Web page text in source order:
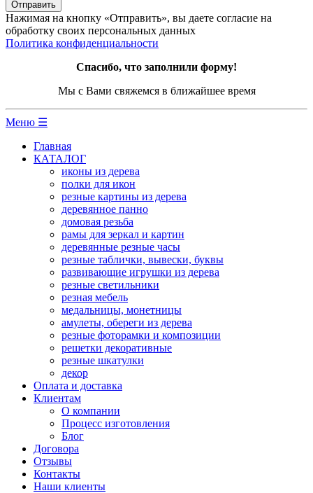
Нажимая на кнопку «Отправить», вы даете согласие на
обработку своих персональных данных
Политика конфиденциальности
Спасибо, что заполнили форму!
Мы с Вами свяжемся в ближайшее время
Меню ☰
Главная
КАТАЛОГ
иконы из дерева
полки для икон
резные картины из дерева
деревянное панно
домовая резьба
рамы для зеркал и картин
деревянные резные часы
резные таблички, вывески, буквы
развивающие игрушки из дерева
резные светильники
резная мебель
медальницы, монетницы
амулеты, обереги из дерева
резные фоторамки и композиции
решетки декоративные
резные шкатулки
декор
Оплата и доставка
Клиентам
О компании
Процесс изготовления
Блог
Договора
Отзывы
Контакты
Наши клиенты